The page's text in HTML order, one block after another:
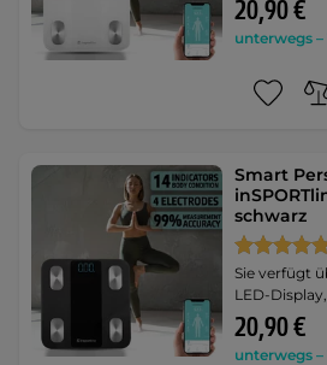
20,90 €
unterwegs –
Smart
schwarz
Sie verfügt
LED-
20,90 €
unterwegs –